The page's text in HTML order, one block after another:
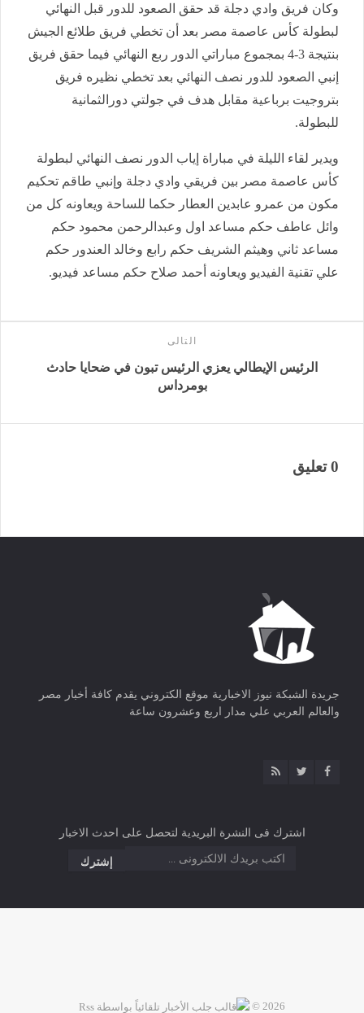
وكان فريق وادي دجلة قد حقق الصعود للدور قبل النهائي
لبطولة كأس عاصمة مصر بعد أن تخطي فريق طلائع الجيش
بنتيجة 3-4 بمجموع مباراتي الدور ربع النهائي فيما حقق فريق
إنبي الصعود للدور نصف النهائي بعد تخطي نظيره فريق
بتروجيت برباعية مقابل هدف في جولتي دورالثمانية
للبطولة.
ويدير لقاء الليلة في مباراة إياب الدور نصف النهائي لبطولة
كأس عاصمة مصر بين فريقي وادي دجلة وإنبي طاقم تحكيم
مكون من عمرو عابدين العطار حكما للساحة ويعاونه كل من
وائل عاطف حكم مساعد اول وعبدالرحمن محمود حكم
مساعد ثاني وهيثم الشريف حكم رابع وخالد العندور حكم
علي تقنية الفيديو ويعاونه أحمد صلاح حكم مساعد فيديو.
التالى
الرئيس الإيطالي يعزي الرئيس تبون في ضحايا حادث
بومرداس
0 تعليق
جريدة الشبكة نيوز الاخبارية موقع الكتروني يقدم كافة أخبار مصر
والعالم العربي علي مدار اربع وعشرون ساعة
اشترك فى النشرة البريدية لتحصل على احدث الاخبار
2026 ©